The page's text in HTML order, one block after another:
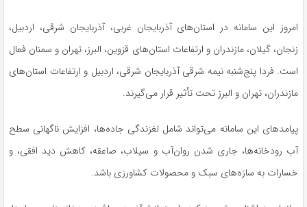
امروز این سامانه در استان‌های آذربایجان غربی، آذربایجان شرقی، اردبیل،
زنجان، گیلان، مازندران و ارتفاعات استان‌های قزوین، البرز، تهران و سمنان فعال
است. فردا پنج‌شنبه نیمه شرقی آذربایجان شرقی، اردبیل و ارتفاعات استان‌های
مازندران، تهران و البرز تحت تأثیر قرار می‌گیرند.
پیامد‌های این سامانه می‌تواند شامل لغزندگی جاده‌ها، افزایش ناگهانی سطح
آب رودخانه‌ها، جاری شدن روان‌آب و سیلاب، صاعقه، کاهش دید افقی، و
خسارات به سازه‌های سبک و محصولات کشاورزی باشد.